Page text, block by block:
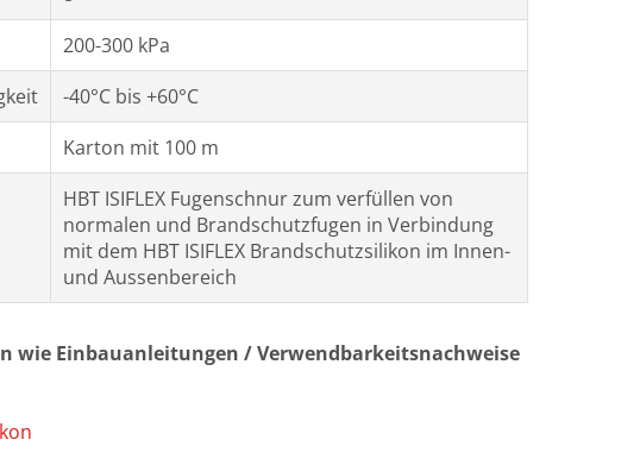
200-300 kPa
-40°C bis +60°C
Karton mit 100 m
HBT ISIFLEX Fugenschnur zum verfüllen von
normalen und Brandschutzfugen in Verbindung
mit dem HBT ISIFLEX Brandschutzsilikon im Innen-
und Aussenbereich
wie Einbauanleitungen / Verwendbarkeitsnachweise